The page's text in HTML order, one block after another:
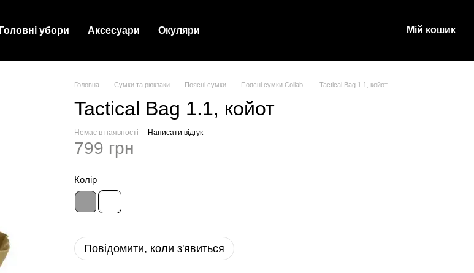
Головні убори Аксесуари Окуляри Мій кошик
Головна Сумки та рюкзаки Поясні сумки Поясні сумки Collab. Tactical Bag 1.1, койот
Tactical Bag 1.1, койот
Немає в наявності Написати відгук
799 грн
Колір
Повідомити, коли з'явиться